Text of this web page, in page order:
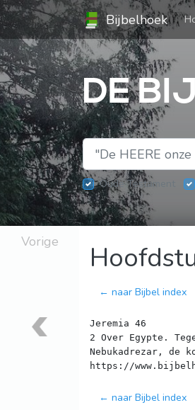
Bijbelhoek
DE
Oude Testament
Vorige
← naar Bijbel index
Jeremia 46
2 Over Egypte.
Nebukadrezar, de
← naar Bijbel index